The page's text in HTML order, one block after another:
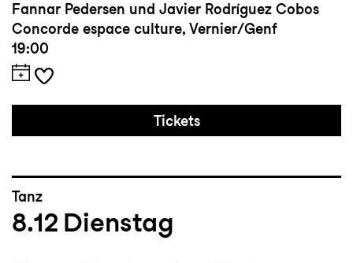
Fannar Pedersen und Javier Rodríguez Cobos
Concorde espace culture, Vernier/Genf
19:00
Tickets
Tanz
8.12 Dienstag